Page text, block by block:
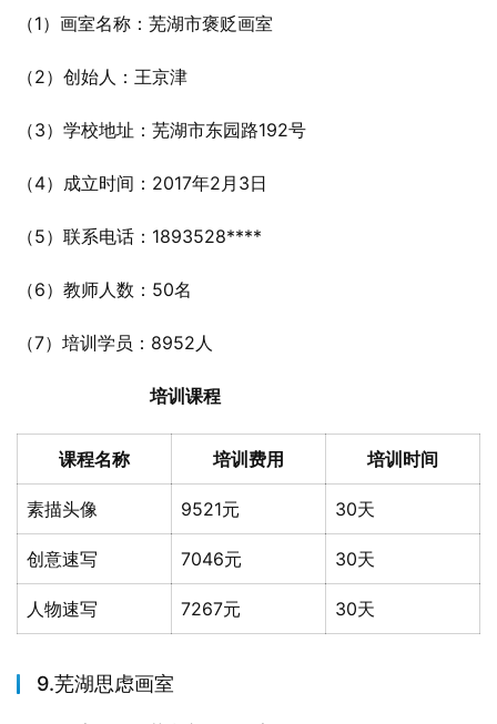
（1）画室名称：芜湖市褒贬画室
（2）创始人：王京津
（3）学校地址：芜湖市东园路192号
（4）成立时间：2017年2月3日
（5）联系电话：1893528****
（6）教师人数：50名
（7）培训学员：8952人
培训课程
课程名称 培训费用 培训时间
素描头像 9521元 30天
创意速写 7046元 30天
人物速写 7267元 30天
9.芜湖思虑画室